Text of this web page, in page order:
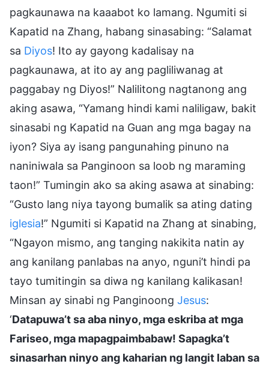
pagkaunawa na kaaabot ko lamang. Ngumiti si
Kapatid na Zhang, habang sinasabing: “Salamat
sa Diyos! Ito ay gayong kadalisay na
pagkaunawa, at ito ay ang pagliliwanag at
paggabay ng Diyos!” Nalilitong nagtanong ang
aking asawa, “Yamang hindi kami naliligaw, bakit
sinasabi ng Kapatid na Guan ang mga bagay na
iyon? Siya ay isang pangunahing pinuno na
naniniwala sa Panginoon sa loob ng maraming
taon!” Tumingin ako sa aking asawa at sinabing:
“Gusto lang niya tayong bumalik sa ating dating
iglesia!” Ngumiti si Kapatid na Zhang at sinabing,
“Ngayon mismo, ang tanging nakikita natin ay
ang kanilang panlabas na anyo, nguni’t hindi pa
tayo tumitingin sa diwa ng kanilang kalikasan!
Minsan ay sinabi ng Panginoong Jesus:
‘Datapuwa’t sa aba ninyo, mga eskriba at mga
Fariseo, mga mapagpaimbabaw! Sapagka’t
sinasarhan ninyo ang kaharian ng langit laban sa